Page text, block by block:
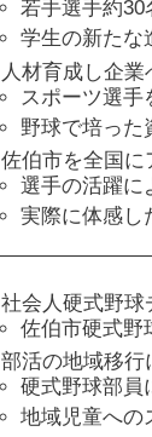
若手選手約30
学生の新たな
人材育成し企業
スポーツ選
野球で培った
佐伯市を全国に
選手の活躍に
実際に体感し
社会人硬式野球
佐伯市硬式野
部活の地域移行
硬式野球部員
地域児童への